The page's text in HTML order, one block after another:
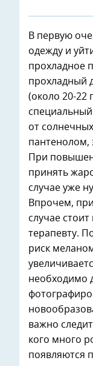
В первую
одежду и
прохладное
прохладный
(около 20-22
от
пантенолом,
При
принять
случае уже
Впрочем,
случае
терапевту.
риск
необходимо
важно
кого много
появляются